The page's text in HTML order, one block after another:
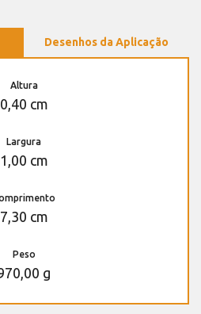
Desenhos da Aplicação
Altura
0,40 cm
Largura
1,00 cm
7,30 cm
Peso
g